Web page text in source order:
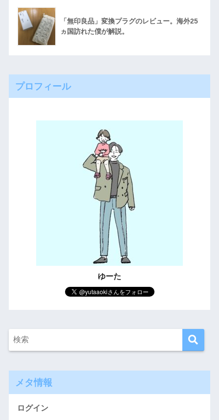
「無印良品」変換プラグのレビュー。海外25
ヵ国訪れた僕が解説。
プロフィール
ゆーた
メタ情報
ログイン